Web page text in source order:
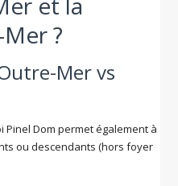
?
Mer vs
Pinel Dom permet également à
ou descendants (hors foyer